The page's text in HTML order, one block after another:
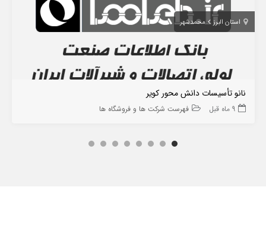
استان البرز محمدشهر
نانو تأسیسات دانش محور کویر
9 ماه قبل فهرست شرکت ها و فروشگاه ها